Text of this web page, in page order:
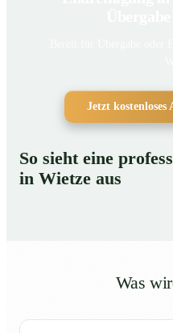
Jetzt
So sieht eine
in Wietze aus
Was